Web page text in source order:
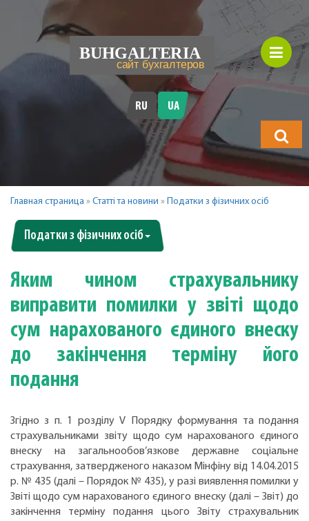
RU UA
Главная страница » Статті та новини » Податки з фізичних осіб
Податки з фізичних осіб
Яким чином страхувальнику
виправити помилки у звіті щодо
сум нарахованого єдиного внеску
до закінчення терміну його
подання
Згідно з п. 1 розділу V Порядку формування та подання
страхувальниками звіту щодо сум нарахованого єдиного
внеску на загальнообов’язкове державне соціальне
страхування, затвердженого наказом Мінфіну від 14.04.2015
р. № 435 (далі – Порядок № 435), у разі виявлення помилки у
Звіті щодо сум нарахованого єдиного внеску (далі – Звіт) до
закінчення терміну подання цього Звіту страхувальник